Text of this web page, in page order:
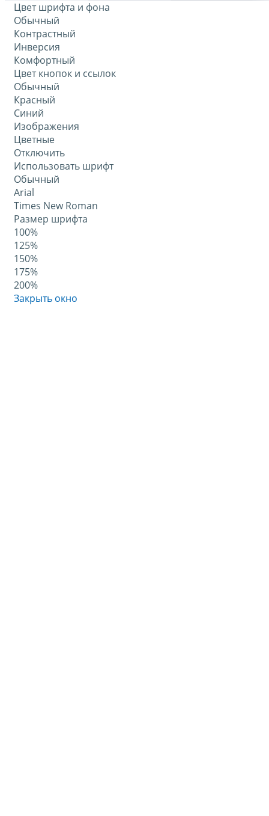
Цвет шрифта и фона
Обычный
Контрастный
Инверсия
Комфортный
Цвет кнопок и ссылок
Обычный
Красный
Синий
Изображения
Цветные
Отключить
Использовать шрифт
Обычный
Arial
Times New Roman
Размер шрифта
100%
125%
150%
175%
200%
Закрыть окно